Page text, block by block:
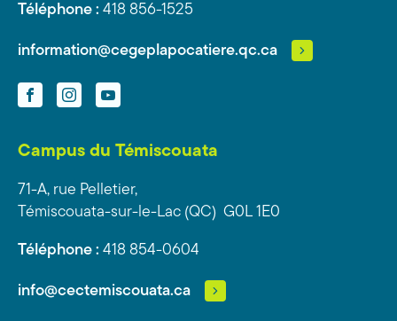
Téléphone : 418 856-1525
information@cegeplapocatiere.qc.ca
FacebookInstagramYouTube
Campus du Témiscouata
71-A, rue Pelletier,
Témiscouata-sur-le-Lac (QC) G0L 1E0
Téléphone : 418 854-0604
info@cectemiscouata.ca